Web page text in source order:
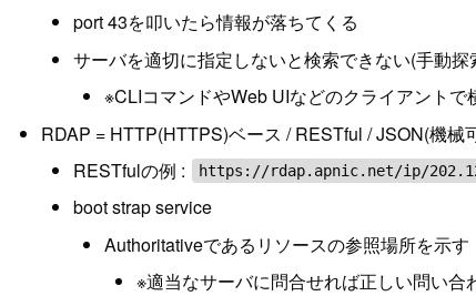
port 43を叩いたら情報が落ちてくる
サーバを適切に指定しないと検索できない(手動探
※CLIコマンドやWeb UIなどのクライアント
RDAP = HTTP(HTTPS)ベース / RESTful / JSON(機械
RESTfulの例 :
https://rdap.apnic.net/ip/
boot strap service
Authoritativeであるリソースの参照場所を示す
※適当なサーバに問合せれば正しい問い合